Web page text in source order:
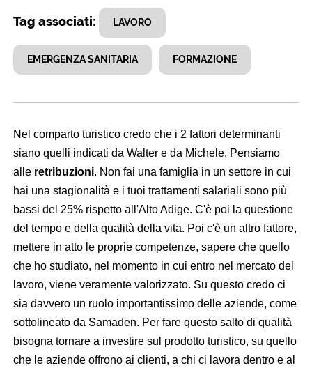
Tag associati: LAVORO
EMERGENZA SANITARIA FORMAZIONE
Nel comparto turistico credo che i 2 fattori determinanti
siano quelli indicati da Walter e da Michele. Pensiamo
alle retribuzioni. Non fai una famiglia in un settore in cui
hai una stagionalità e i tuoi trattamenti salariali sono più
bassi del 25% rispetto all'Alto Adige. C'è poi la questione
del tempo e della qualità della vita. Poi c'è un altro fattore,
mettere in atto le proprie competenze, sapere che quello
che ho studiato, nel momento in cui entro nel mercato del
lavoro, viene veramente valorizzato. Su questo credo ci
sia davvero un ruolo importantissimo delle aziende, come
sottolineato da Samaden. Per fare questo salto di qualità
bisogna tornare a investire sul prodotto turistico, su quello
che le aziende offrono ai clienti, a chi ci lavora dentro e al